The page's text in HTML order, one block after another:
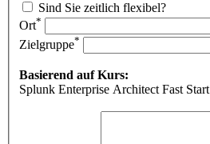
Sind Sie zeitlich flexibel?
Ort*
Zielgruppe*
Basierend auf Kurs:
Splunk Enterprise Architect Fast Start